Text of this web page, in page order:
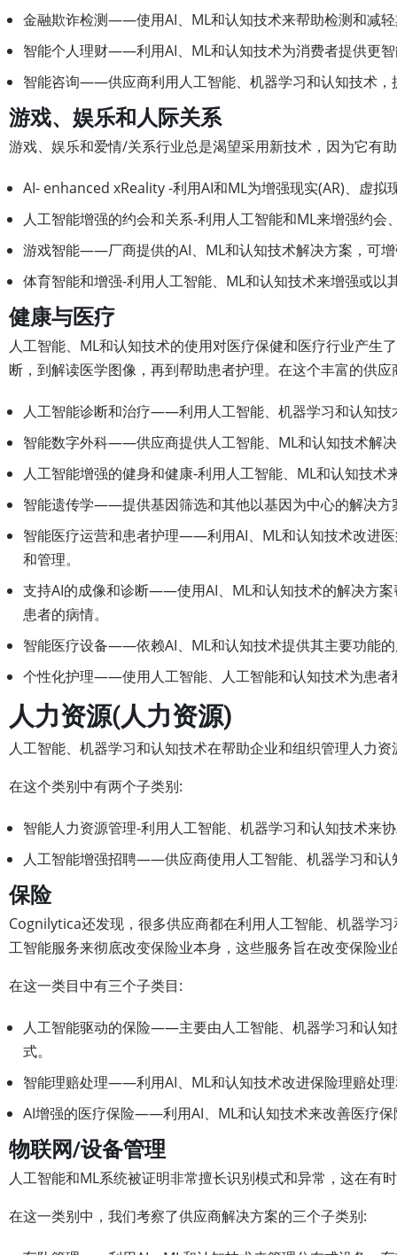
金融欺诈检测——使用AI、ML和认知技术来帮助检测和减
智能个人理财——利用AI、ML和认知技术为消费者提供更
智能咨询——供应商利用人工智能、机器学习和认知技术
游戏、娱乐和人际关系
游戏、娱乐和爱情/关系行业总是渴望采用新技术，因为它有
AI- enhanced xReality -利用AI和ML为增强现实(AR)、虚
人工智能增强的约会和关系-利用人工智能和ML来增强约会
游戏智能——厂商提供的AI、ML和认知技术解决方案，可
体育智能和增强-利用人工智能、ML和认知技术来增强或以
健康与医疗
人工智能、ML和认知技术的使用对医疗保健和医疗行业产生
断，到解读医学图像，再到帮助患者护理。在这个丰富的供
人工智能诊断和治疗——利用人工智能、机器学习和认知技
智能数字外科——供应商提供人工智能、ML和认知技术解
人工智能增强的健身和健康-利用人工智能、ML和认知技术
智能遗传学——提供基因筛选和其他以基因为中心的解决
智能医疗运营和患者护理——利用AI、ML和认知技术改进
和管理。
支持AI的成像和诊断——使用AI、ML和认知技术的解决方
患者的病情。
智能医疗设备——依赖AI、ML和认知技术提供其主要功能
个性化护理——使用人工智能、人工智能和认知技术为患者
人力资源(人力资源)
人工智能、机器学习和认知技术在帮助企业和组织管理人力
在这个类别中有两个子类别:
智能人力资源管理-利用人工智能、机器学习和认知技术来
人工智能增强招聘——供应商使用人工智能、机器学习和
保险
Cognilytica还发现，很多供应商都在利用人工智能、机器学
工智能服务来彻底改变保险业本身，这些服务旨在改变保险业
在这一类目中有三个子类目:
人工智能驱动的保险——主要由人工智能、机器学习和认
式。
智能理赔处理——利用AI、ML和认知技术改进保险理赔处
AI增强的医疗保险——利用AI、ML和认知技术来改善医疗
物联网/设备管理
人工智能和ML系统被证明非常擅长识别模式和异常，这在有
在这一类别中，我们考察了供应商解决方案的三个子类别: